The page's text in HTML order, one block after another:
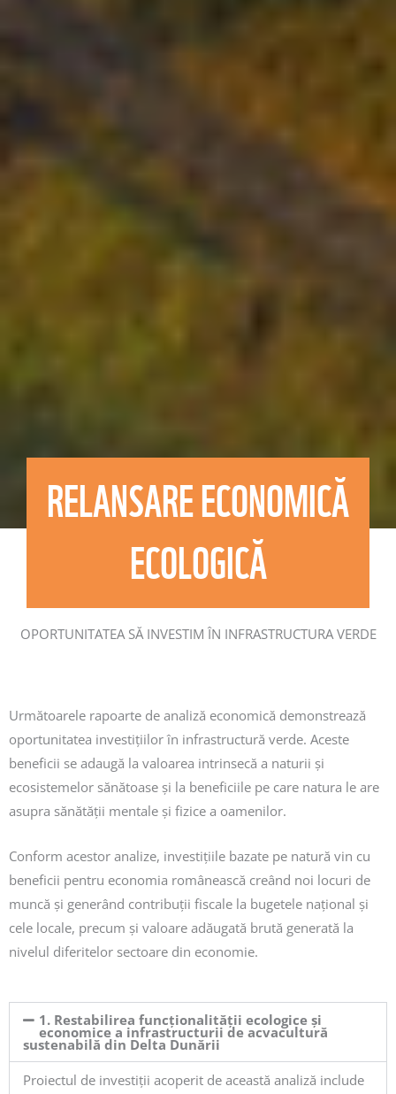
RELANSARE ECONOMICĂ
ECOLOGICĂ
OPORTUNITATEA SĂ INVESTIM ÎN INFRASTRUCTURA VERDE
Următoarele rapoarte de analiză economică demonstrează
oportunitatea investițiilor în infrastructură verde. Aceste
beneficii se adaugă la valoarea intrinsecă a naturii și
ecosistemelor sănătoase și la beneficiile pe care natura le are
asupra sănătății mentale și fizice a oamenilor.
Conform acestor analize, investițiile bazate pe natură vin cu
beneficii pentru economia românească creând noi locuri de
muncă și generând contribuții fiscale la bugetele național și
cele locale, precum și valoare adăugată brută generată la
nivelul diferitelor sectoare din economie.
1. Restabilirea funcționalității ecologice și
economice a infrastructurii de acvacultură
sustenabilă din Delta Dunării
Proiectul de investiții acoperit de această analiză include